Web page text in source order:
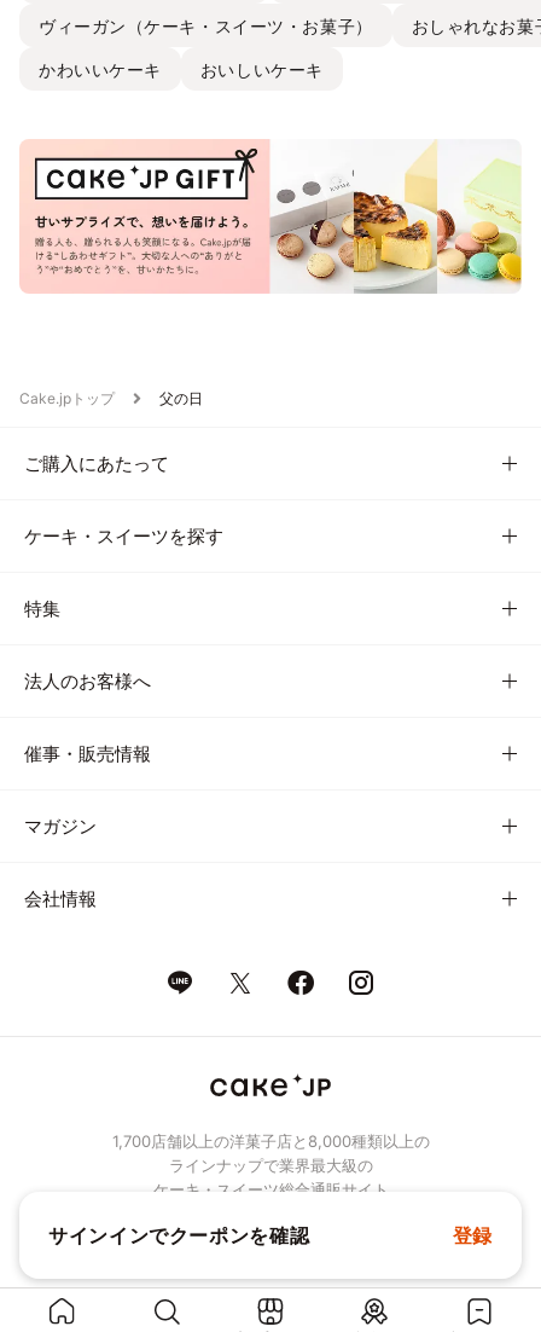
ヴィーガン（ケーキ・スイーツ・お菓子） おしゃれなお菓
かわいいケーキ おいしいケーキ
Cake.jpトップ 父の日
ご購入にあたって
ケーキ・スイーツを探す
特集
法人のお客様へ
催事・販売情報
マガジン
会社情報
1,700店舗以上の洋菓子店と8,000種類以上の
ラインナップで業界最大級の
ケーキ・スイーツ総合通販サイト
© Cake.jp Co., Ltd.
サインインでクーポンを確認 登録